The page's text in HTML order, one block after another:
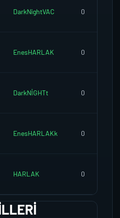
DarkNightVAC 0
EnesHARLAK 0
DarkNİGHTt 0
EnesHARLAKk 0
HARLAK 0